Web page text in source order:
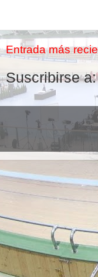
Entrada más
Suscribirse